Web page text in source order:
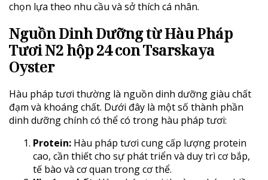
chọn lựa theo nhu cầu và sở thích cá nhân.
Nguồn Dinh Dưỡng từ Hàu Pháp
Tươi N2 hộp 24 con Tsarskaya
Oyster
Hàu pháp tươi thường là nguồn dinh dưỡng giàu chất
đạm và khoáng chất. Dưới đây là một số thành phần
dinh dưỡng chính có thể có trong hàu pháp tươi:
Protein: Hàu pháp tươi cung cấp lượng protein
cao, cần thiết cho sự phát triển và duy trì cơ bắp,
tế bào và cơ quan trong cơ thể.